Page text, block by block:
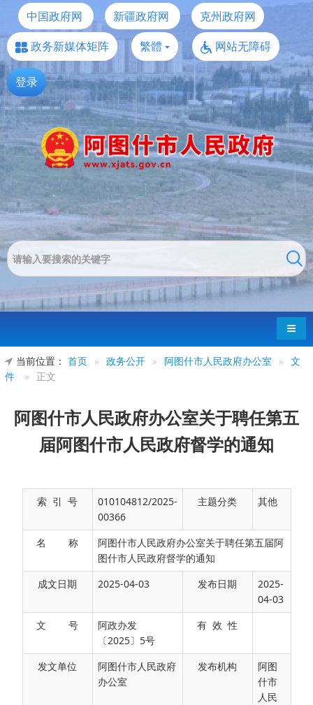
中国政府网 新疆政府网
克州政府网
政务新媒体矩阵
繁體 网站无障碍
登录
导航
当前位置： 首页 » 政务公开 » 阿图什市人民政府办公室 » 文
件
» 正文
阿图什市人民政府办公室关于聘任第五
届阿图什市人民政府督学的通知
索 引 号
010104812/2025-
00366
主题分类 其他
名 称
阿图什市人民政府办公室关于聘任第五届阿
图什市人民政府督学的通知
成文日期
2025-04-03 发布日期
2025-
04-03
文 号
阿政办发
〔2025〕5号
有 效 性
发文单位
阿图什市人民政府
办公室
发布机构
阿图
什市
人民
市委编办，市财政局、人社局、教育局：
为切实加强全市教育督导机构队伍建设，不断